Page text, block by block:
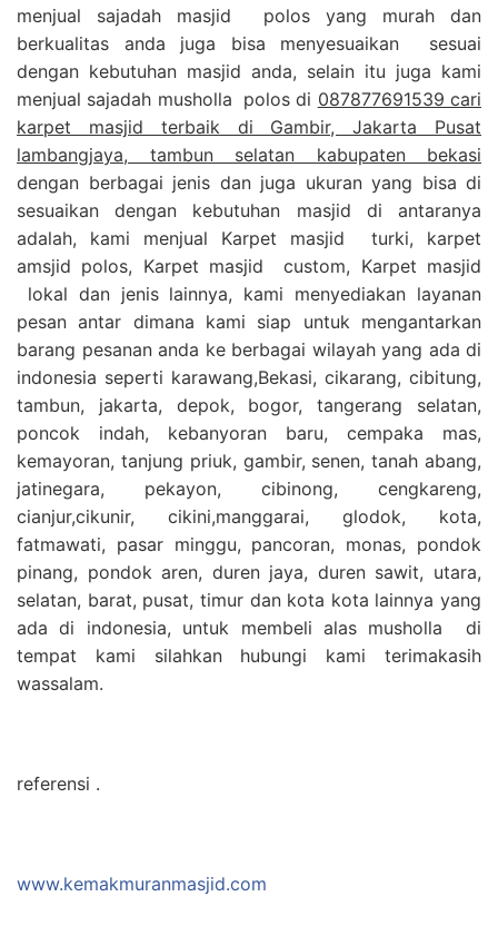
menjual sajadah masjid polos yang murah dan
berkualitas anda juga bisa menyesuaikan sesuai
dengan kebutuhan masjid anda, selain itu juga kami
menjual sajadah musholla polos di 087877691539 cari
karpet masjid terbaik di Gambir, Jakarta Pusat
lambangjaya, tambun selatan kabupaten bekasi
dengan berbagai jenis dan juga ukuran yang bisa di
sesuaikan dengan kebutuhan masjid di antaranya
adalah, kami menjual Karpet masjid turki, karpet
amsjid polos, Karpet masjid custom, Karpet masjid
lokal dan jenis lainnya, kami menyediakan layanan
pesan antar dimana kami siap untuk mengantarkan
barang pesanan anda ke berbagai wilayah yang ada di
indonesia seperti karawang,Bekasi, cikarang, cibitung,
tambun, jakarta, depok, bogor, tangerang selatan,
poncok indah, kebanyoran baru, cempaka mas,
kemayoran, tanjung priuk, gambir, senen, tanah abang,
jatinegara, pekayon, cibinong, cengkareng,
cianjur,cikunir, cikini,manggarai, glodok, kota,
fatmawati, pasar minggu, pancoran, monas, pondok
pinang, pondok aren, duren jaya, duren sawit, utara,
selatan, barat, pusat, timur dan kota kota lainnya yang
ada di indonesia, untuk membeli alas musholla di
tempat kami silahkan hubungi kami terimakasih
wassalam.
referensi .
www.kemakmuranmasjid.com